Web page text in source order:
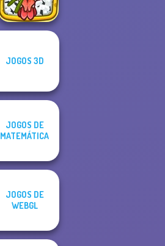
Free the Ball
Giant Sushi:
Merge Master
JOGOS 3D
JOGOS DE
MATEMÁTICA
JOGOS DE
WEBGL